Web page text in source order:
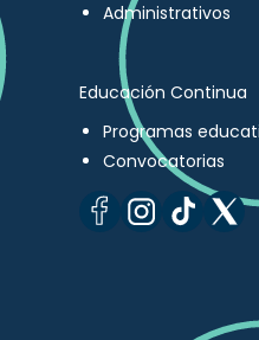
Administrativos
Educación Continua
Programas
Convocatorias